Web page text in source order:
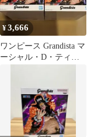
¥3,666
ワンピース Grandista マ
ーシャル・D・ティー